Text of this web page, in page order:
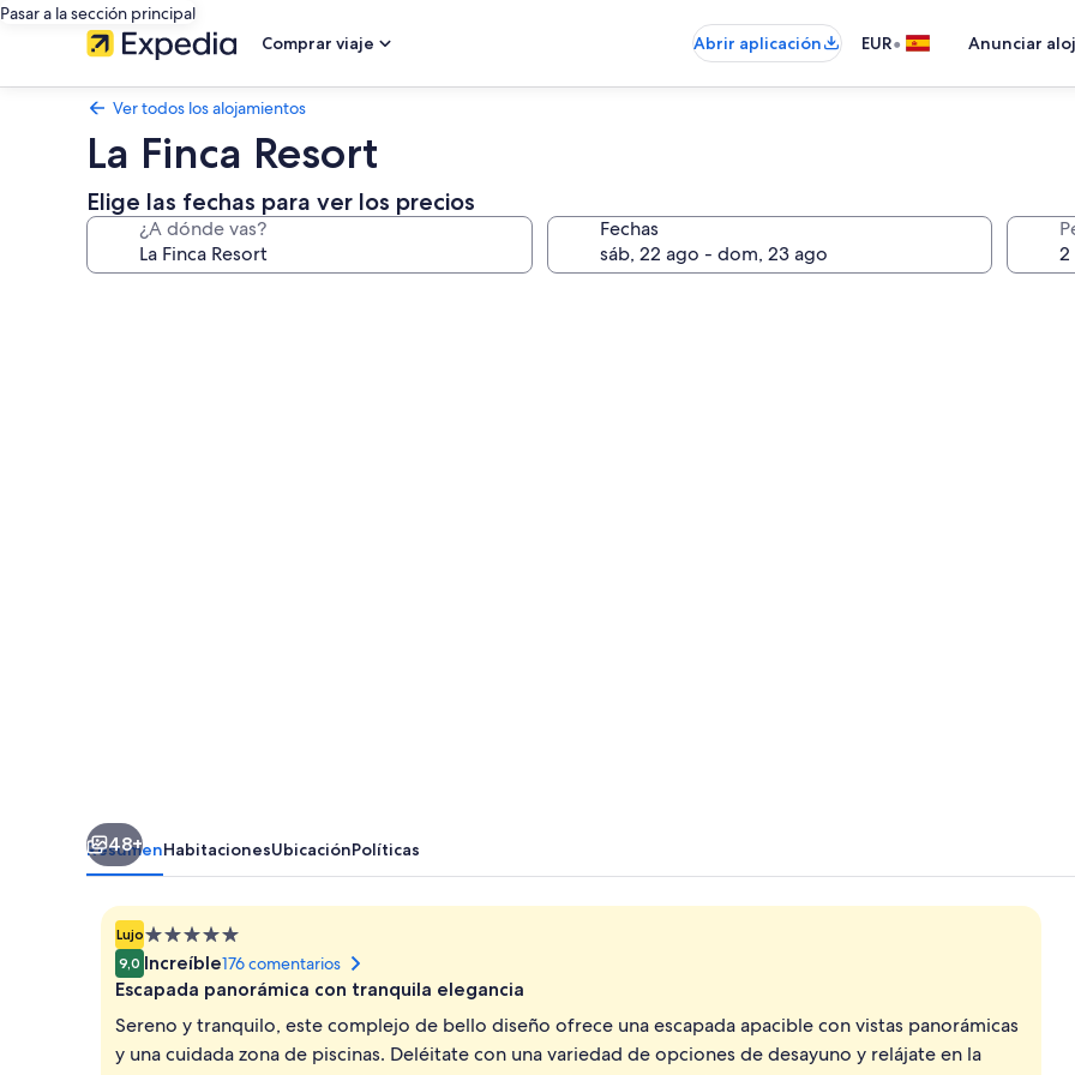
Pasar a la sección principal
Comprar viaje
Abrir aplicación EUR• Anunciar
Ver todos los alojamientos
La Finca Resort
Elige las fechas para ver los precios
¿A dónde vas? Fechas
48+
ResumenHabitacionesUbicaciónPolíticas
LujoAlojamiento
de
5.0 estrellas
9,0 Increíble176 comentarios
Escapada panorámica con tranquila elegancia
Sereno y tranquilo, este complejo de bello diseño ofrece una escapada apacible con vistas panorámicas
y una cuidada zona de piscinas. Deléitate con una variedad de opciones de desayuno y relájate en la